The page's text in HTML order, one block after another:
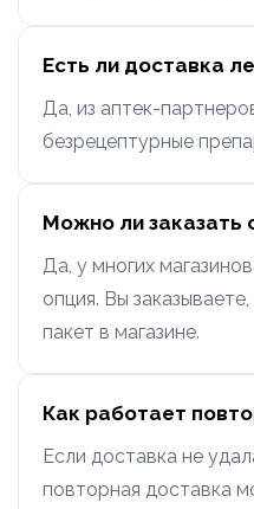
Есть ли доставка
Да, из аптек-
безрецептурные
Можно ли заказать
Да, у многих
опция. Вы
пакет в магазине.
Как работает
Если доставка не
повторная доставка